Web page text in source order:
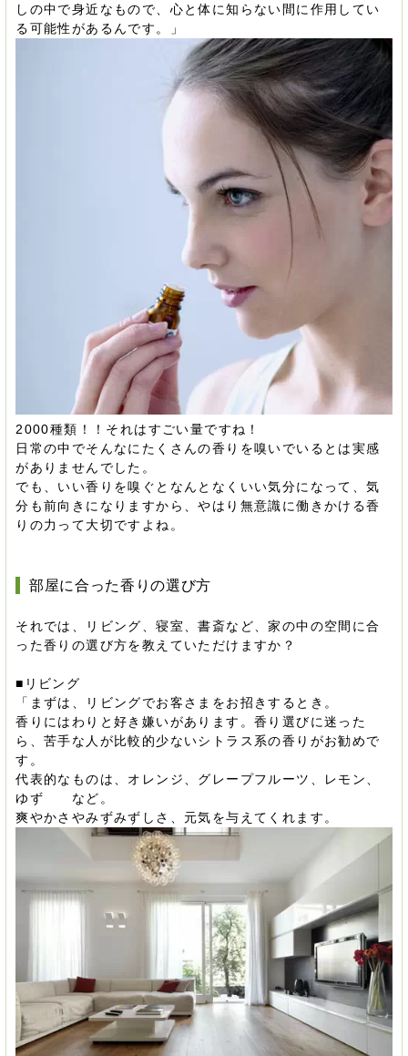
しの中で身近なもので、心と体に知らない間に作用してい
る可能性があるんです。」
2000種類！！それはすごい量ですね！
日常の中でそんなにたくさんの香りを嗅いでいるとは実感
がありませんでした。
でも、いい香りを嗅ぐとなんとなくいい気分になって、気
分も前向きになりますから、やはり無意識に働きかける香
りの力って大切ですよね。
部屋に合った香りの選び方
それでは、リビング、寝室、書斎など、家の中の空間に合
った香りの選び方を教えていただけますか？
■リビング
「まずは、リビングでお客さまをお招きするとき。
香りにはわりと好き嫌いがあります。香り選びに迷った
ら、苦手な人が比較的少ないシトラス系の香りがお勧めで
す。
代表的なものは、オレンジ、グレープフルーツ、レモン、
ゆず など。
爽やかさやみずみずしさ、元気を与えてくれます。